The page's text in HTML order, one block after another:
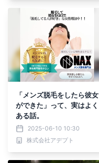
「メンズ脱毛をしたら彼女
ができた」って、実はよく
ある話。
2025-06-10 10:30
株式会社アデプト